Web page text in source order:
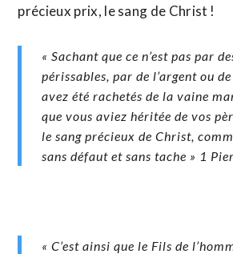
précieux prix, le sang de Christ !
« Sachant que ce n’est pas par
périssables, par de l’argent ou
avez été rachetés de la vaine
que vous aviez héritée de vos
le sang précieux de Christ,
sans défaut et sans tache » 1
« C’est ainsi que le Fils de